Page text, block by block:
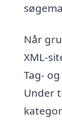
Når
XML-
Tag-
Under